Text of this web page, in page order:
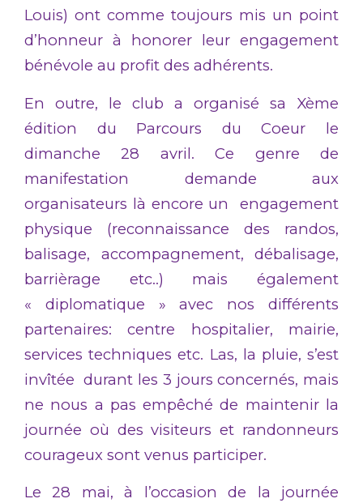
Louis) ont comme toujours mis un point
d’honneur à honorer leur engagement
bénévole au profit des adhérents.
En outre, le club a organisé sa Xème
édition du Parcours du Coeur le
dimanche 28 avril. Ce genre de
manifestation demande aux
organisateurs là encore un engagement
physique (reconnaissance des randos,
balisage, accompagnement, débalisage,
barrièrage etc..) mais également
« diplomatique » avec nos différents
partenaires: centre hospitalier, mairie,
services techniques etc. Las, la pluie, s’est
invîtée durant les 3 jours concernés, mais
ne nous a pas empêché de maintenir la
journée où des visiteurs et randonneurs
courageux sont venus participer.
Le 28 mai, à l’occasion de la journée